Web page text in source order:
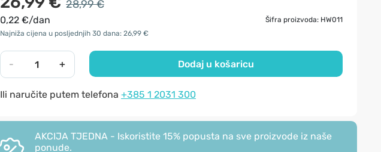
28,99 €
0,22 €/dan
Šifra proizvoda: HW011
Najniža cijena u posljednjih 30 dana: 26,99 €
- + Dodaj u košaricu
Ili naručite putem telefona +385 1 2031 300
AKCIJA TJEDNA - Iskoristite 15% popusta na sve proizvode iz naše
ponude.